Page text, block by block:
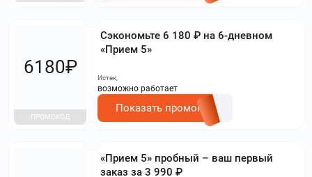
Сэкономьте 6 180 ₽ на 6-дневном
«Прием 5»
6180₽
ПРОМОКОД
Истек,
возможно работает
Показать промокод
«Прием 5» пробный – ваш первый
заказ за 3 990 ₽